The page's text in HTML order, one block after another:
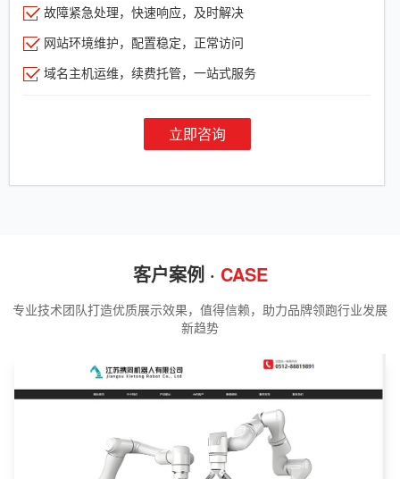
故障紧急处理，快速响应，及时解决
网站环境维护，配置稳定，正常访问
域名主机运维，续费托管，一站式服务
立即咨询
客户案例 · CASE
专业技术团队打造优质展示效果，值得信赖，助力品牌领跑行业发展
新趋势